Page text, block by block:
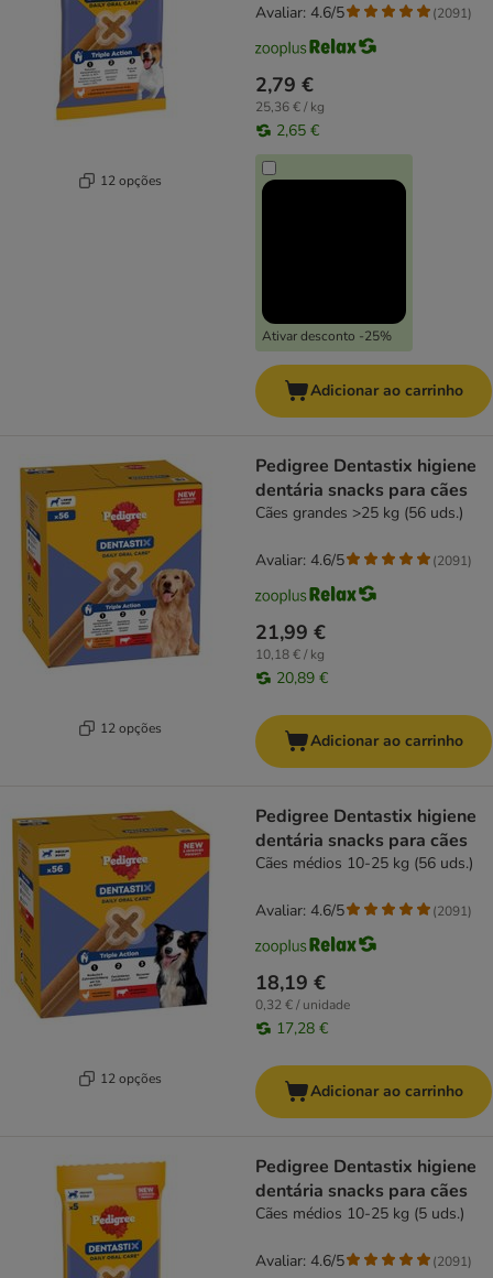
12 opções
2,79 €
25,36 € / kg
2,65 €
Ativar desconto -25%
Avaliar: 4.6/5 (2091)
Adicionar ao carrinho
12 opções
Pedigree Dentastix higiene
dentária snacks para cães
Cães grandes >25 kg (56 uds.)
21,99 €
10,18 € / kg
20,89 €
Avaliar: 4.6/5 (2091)
Adicionar ao carrinho
12 opções
Pedigree Dentastix higiene
dentária snacks para cães
Cães médios 10-25 kg (56 uds.)
18,19 €
0,32 € / unidade
17,28 €
Avaliar: 4.6/5 (2091)
Adicionar ao carrinho
Pedigree Dentastix higiene
dentária snacks para cães
Cães médios 10-25 kg (5 uds.)
Avaliar: 4.6/5 (2091)